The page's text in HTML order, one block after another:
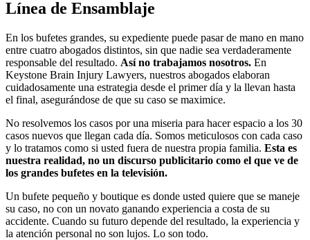
Línea de Ensamblaje
En los bufetes grandes, su expediente puede pasar de mano en mano
entre cuatro abogados distintos, sin que nadie sea verdaderamente
responsable del resultado. Así no trabajamos nosotros. En
Keystone Brain Injury Lawyers, nuestros abogados elaboran
cuidadosamente una estrategia desde el primer día y la llevan hasta
el final, asegurándose de que su caso se maximice.
No resolvemos los casos por una miseria para hacer espacio a los 30
casos nuevos que llegan cada día. Somos meticulosos con cada caso
y lo tratamos como si usted fuera de nuestra propia familia. Esta es
nuestra realidad, no un discurso publicitario como el que ve de
los grandes bufetes en la televisión.
Un bufete pequeño y boutique es donde usted quiere que se maneje
su caso, no con un novato ganando experiencia a costa de su
accidente. Cuando su futuro depende del resultado, la experiencia y
la atención personal no son lujos. Lo son todo.